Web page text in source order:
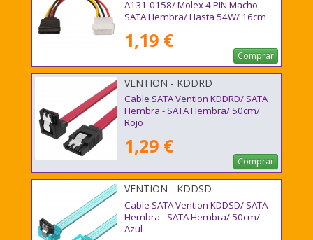
A131-0158/ Molex 4 PIN Macho -
SATA Hembra/ Hasta 54W/ 16cm
1,19 €
Comprar
VENTION - KDDRD
Cable SATA Vention KDDRD/ SATA
Hembra - SATA Hembra/ 50cm/
Rojo
1,29 €
Comprar
VENTION - KDDSD
Cable SATA Vention KDDSD/ SATA
Hembra - SATA Hembra/ 50cm/
Azul